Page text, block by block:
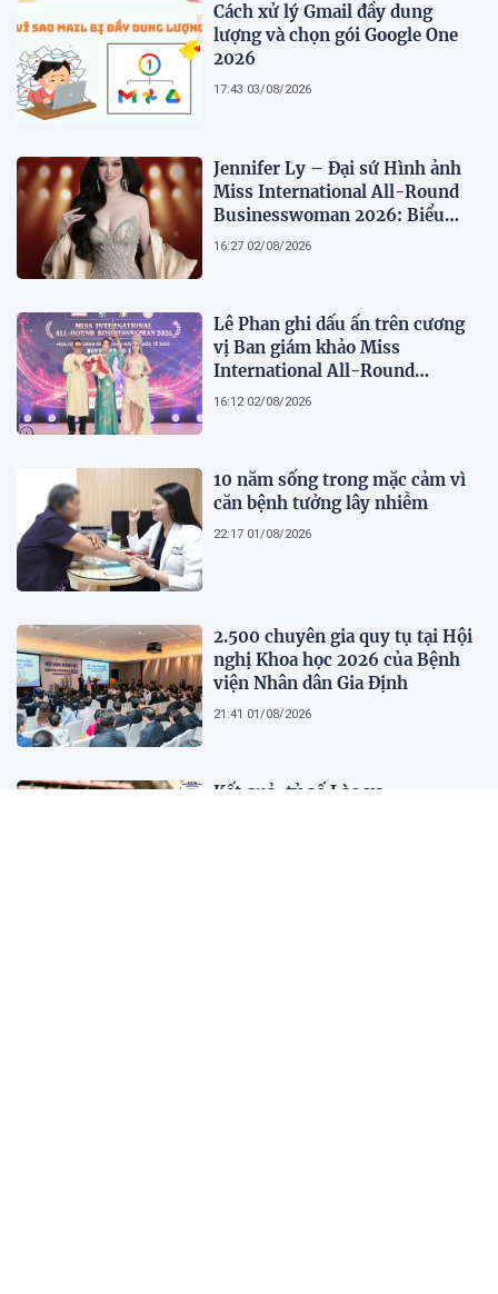
Cách xử lý Gmail đầy dung
lượng và chọn gói Google One
2026
17:43 03/08/2026
Jennifer Ly – Đại sứ Hình ảnh
Miss International All-Round
Businesswoman 2026: Biểu
tượng của nhan sắc, trí tuệ và
16:27 02/08/2026
Lê Phan ghi dấu ấn trên cương
vị Ban giám khảo Miss
International All-Round
Businesswoman 2026: Thanh
16:12 02/08/2026
10 năm sống trong mặc cảm vì
căn bệnh tưởng lây nhiễm
22:17 01/08/2026
2.500 chuyên gia quy tụ tại Hội
nghị Khoa học 2026 của Bệnh
viện Nhân dân Gia Định
21:41 01/08/2026
Kết quả, tỷ số Lào vs